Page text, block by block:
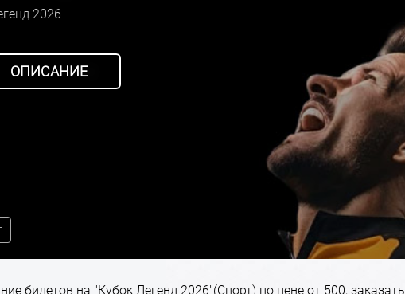
2026
ОПИСАНИЕ
билетов на "Кубок Легенд 2026"(Спорт) по цене от 500, заказать